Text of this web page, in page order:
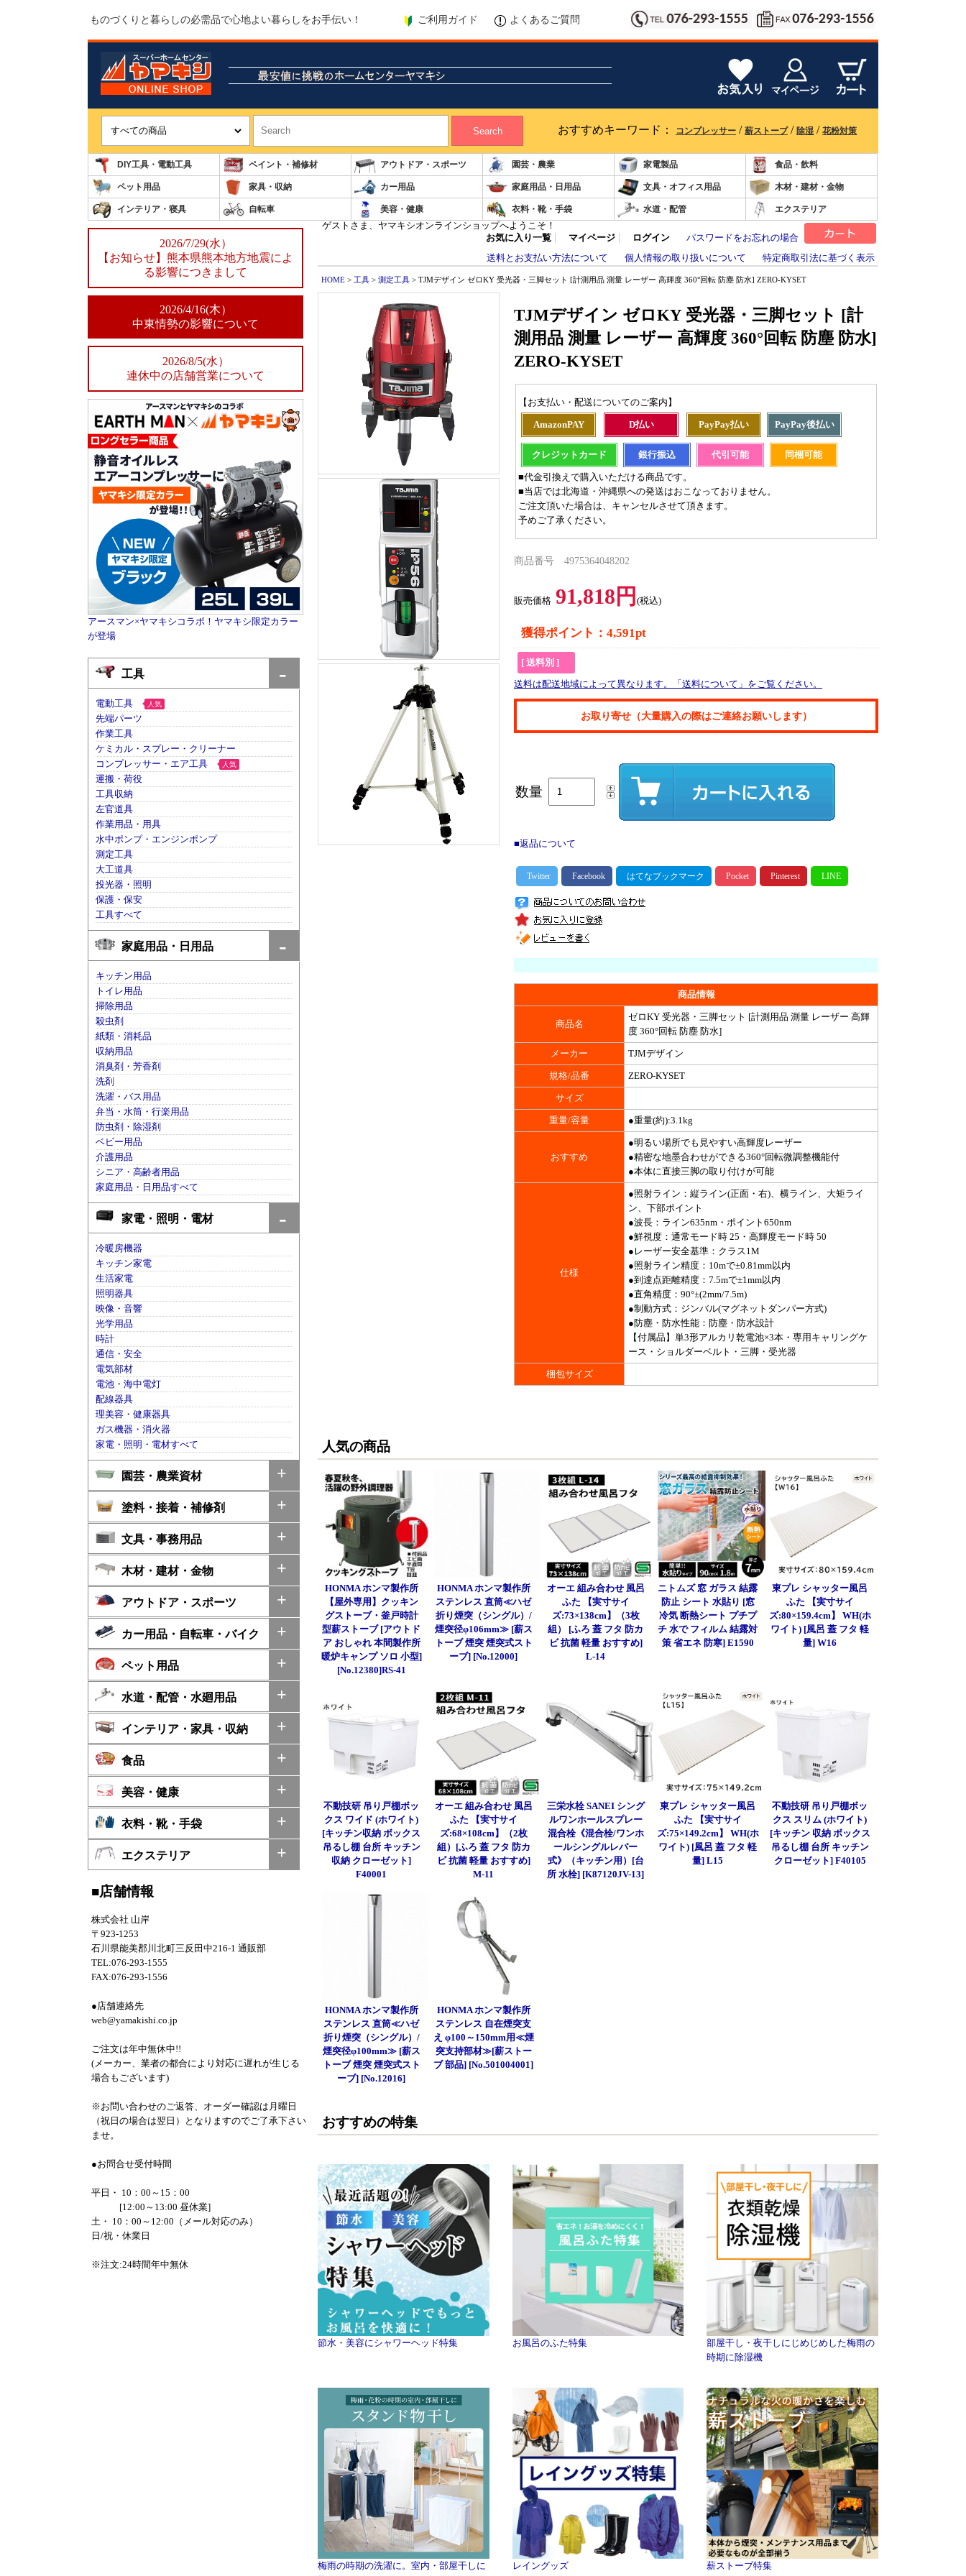
ものづくりと暮らしの必需品で心地よい暮らしをお手伝い！ ご利用ガイド よくあるご質問
Search おすすめキーワード： コンプレッサー / 薪ストーブ/ 除湿 / 花粉対策
DIY工具・電動工具 ペイント・補修材 アウトドア・スポーツ 園芸・農業 家電製品 食品・飲料
ペット用品 家具・収納 カー用品 家庭用品・日用品 文具・オフィス用品 木材・建材・金物
インテリア・寝具 自転車 美容・健康 衣料・靴・手袋 水道・配管 エクステリア
2026/7/29(水）
【お知らせ】熊本県熊本地方地震によ
る影響につきまして
2026/4/16(木）
中東情勢の影響について
2026/8/5(水）
連休中の店舗営業について
アースマン×ヤマキシコラボ！ヤマキシ限定カラー
が登場
工具
電動工具 人気
先端パーツ
作業工具
ケミカル・スプレー・クリーナー
コンプレッサー・エア工具
人気
運搬・荷役
工具収納
左官道具
作業用品・用具
水中ポンプ・エンジンポンプ
測定工具
大工道具
投光器・照明
保護・保安
工具すべて
家庭用品・日用品
キッチン用品
トイレ用品
掃除用品
殺虫剤
紙類・消耗品
収納用品
消臭剤・芳香剤
洗剤
洗濯・バス用品
弁当・水筒・行楽用品
防虫剤・除湿剤
ベビー用品
介護用品
シニア・高齢者用品
家庭用品・日用品すべて
家電・照明・電材
冷暖房機器
キッチン家電
生活家電
照明器具
映像・音響
光学用品
時計
通信・安全
電気部材
電池・海中電灯
配線器具
理美容・健康器具
ガス機器・消火器
家電・照明・電材すべて
園芸・農業資材
塗料・接着・補修剤
文具・事務用品
木材・建材・金物
アウトドア・スポーツ
カー用品・自転車・バイク
ペット用品
水道・配管・水廻用品
インテリア・家具・収納
食品
美容・健康
衣料・靴・手袋
エクステリア
■店舗情報
株式会社 山岸
〒923-1253
石川県能美郡川北町三反田中216-1 通販部
TEL:076-293-1555
FAX:076-293-1556
●店舗連絡先
web@yamakishi.co.jp
ご注文は年中無休中!!
(メーカー、業者の都合により対応に遅れが生じる
場合もございます)
※お問い合わせのご返答、オーダー確認は月曜日
（祝日の場合は翌日）となりますのでご了承下さい
ませ。
●お問合せ受付時間
平日・ 10：00～15：00
[12:00～13:00 昼休業]
土・ 10：00～12:00（メール対応のみ）
日/祝・休業日
※注文:24時間年中無休
ゲストさま、ヤマキシオンラインショップへようこそ！
お気に入り一覧
マイページ ログイン
パスワードをお忘れの場合
送料とお支払い方法について
個人情報の取り扱いについて 特定商取引法に基づく表示
HOME > 工具 > 測定工具 > TJMデザイン ゼロKY 受光器・三脚セット [計測用品 測量 レーザー 高輝度 360°回転 防塵 防水] ZERO-KYSET
TJMデザイン ゼロKY 受光器・三脚セット [計
測用品 測量 レーザー 高輝度 360°回転 防塵 防水]
ZERO-KYSET
【お支払い・配送についてのご案内】
AmazonPAY D払い PayPay払い PayPay後払い
クレジットカード 銀行振込 代引可能 同梱可能
■代金引換えで購入いただける商品です。
■当店では北海道・沖縄県への発送はおこなっておりません。
ご注文頂いた場合は、キャンセルさせて頂きます。
予めご了承ください。
商品番号 4975364048202
販売価格 91,818円(税込)
獲得ポイント：4,591pt
[ 送料別 ]
送料は配送地域によって異なります。「送料について」をご覧ください。
お取り寄せ（大量購入の際はご連絡お願いします）
数量
■返品について
商品情報
商品名
ゼロKY 受光器・三脚セット [計測用品 測量 レーザー 高輝
度 360°回転 防塵 防水]
メーカー TJMデザイン
規格/品番 ZERO-KYSET
サイズ
重量/容量 ●重量(約):3.1kg
おすすめ
●明るい場所でも見やすい高輝度レーザー
●精密な地墨合わせができる360°回転微調整機能付
●本体に直接三脚の取り付けが可能
仕様
●照射ライン：縦ライン(正面・右)、横ライン、大矩ライ
ン、下部ポイント
●波長：ライン635nm・ポイント650nm
●鮮視度：通常モード時 25・高輝度モード時 50
●レーザー安全基準：クラス1M
●照射ライン精度：10mで±0.81mm以内
●到達点距離精度：7.5mで±1mm以内
●直角精度：90°±(2mm/7.5m)
●制動方式：ジンバル(マグネットダンパー方式)
●防塵・防水性能：防塵・防水設計
【付属品】単3形アルカリ乾電池×3本・専用キャリングケ
ース・ショルダーベルト・三脚・受光器
梱包サイズ
人気の商品
HONMA ホンマ製作所
【屋外専用】クッキン
グストーブ・釜戸時計
型薪ストーブ [アウトド
ア おしゃれ 本間製作所
暖炉キャンプ ソロ 小型]
[No.12380]RS-41
HONMA ホンマ製作所
ステンレス 直筒≪ハゼ
折り煙突（シングル）/
煙突径φ106mm≫ [薪ス
トーブ 煙突 煙突式スト
ーブ] [No.12000]
オーエ 組み合わせ 風呂
ふた 【実寸サイ
ズ:73×138cm】（3枚
組） [ふろ 蓋 フタ 防カ
ビ 抗菌 軽量 おすすめ]
L-14
ニトムズ 窓 ガラス 結露
防止 シート 水貼り [窓
冷気 断熱シート プチプ
チ 水で フィルム 結露対
策 省エネ 防寒] E1590
東プレ シャッター風呂
ふた 【実寸サイ
ズ:80×159.4cm】 WH(ホ
ワイト) [風呂 蓋 フタ 軽
量] W16
不動技研 吊り戸棚ボッ
クス ワイド (ホワイト)
[キッチン収納 ボックス
吊るし棚 台所 キッチン
収納 クローゼット]
F40001
オーエ 組み合わせ 風呂
ふた 【実寸サイ
ズ:68×108cm】（2枚
組）[ふろ 蓋 フタ 防カ
ビ 抗菌 軽量 おすすめ]
M-11
三栄水栓 SANEI シング
ルワンホールスプレー
混合栓《混合栓/ワンホ
ールシングルレバー
式》（キッチン用）[台
所 水栓] [K87120JV-13]
東プレ シャッター風呂
ふた 【実寸サイ
ズ:75×149.2cm】 WH(ホ
ワイト) [風呂 蓋 フタ 軽
量] L15
不動技研 吊り戸棚ボッ
クス スリム (ホワイト)
[キッチン 収納 ボックス
吊るし棚 台所 キッチン
クローゼット] F40105
HONMA ホンマ製作所
ステンレス 直筒≪ハゼ
折り煙突（シングル）/
煙突径φ100mm≫ [薪ス
トーブ 煙突 煙突式スト
ーブ] [No.12016]
HONMA ホンマ製作所
ステンレス 自在煙突支
え φ100～150mm用≪煙
突支持部材≫[薪ストー
ブ 部品] [No.501004001]
おすすめの特集
節水・美容にシャワーヘッド特集 お風呂のふた特集
部屋干し・夜干しにじめじめした梅雨の
時期に除湿機
梅雨の時期の洗濯に。室内・部屋干しに
レイングッズ 薪ストーブ特集